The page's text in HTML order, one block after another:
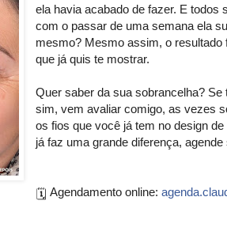
ela havia acabado de fazer. E todos
com o passar de uma semana ela
mesmo? Mesmo assim, o resultado
que já quis te mostrar.
Quer saber da sua sobrancelha? Se
sim, vem avaliar comigo, as vezes
os fios que você já tem no design
já faz uma grande diferença, agende
🗓 Agendamento online: